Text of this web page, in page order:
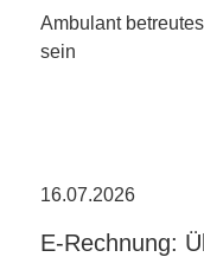
Ambulant
sein
16.07.2026
E-Rechnung: